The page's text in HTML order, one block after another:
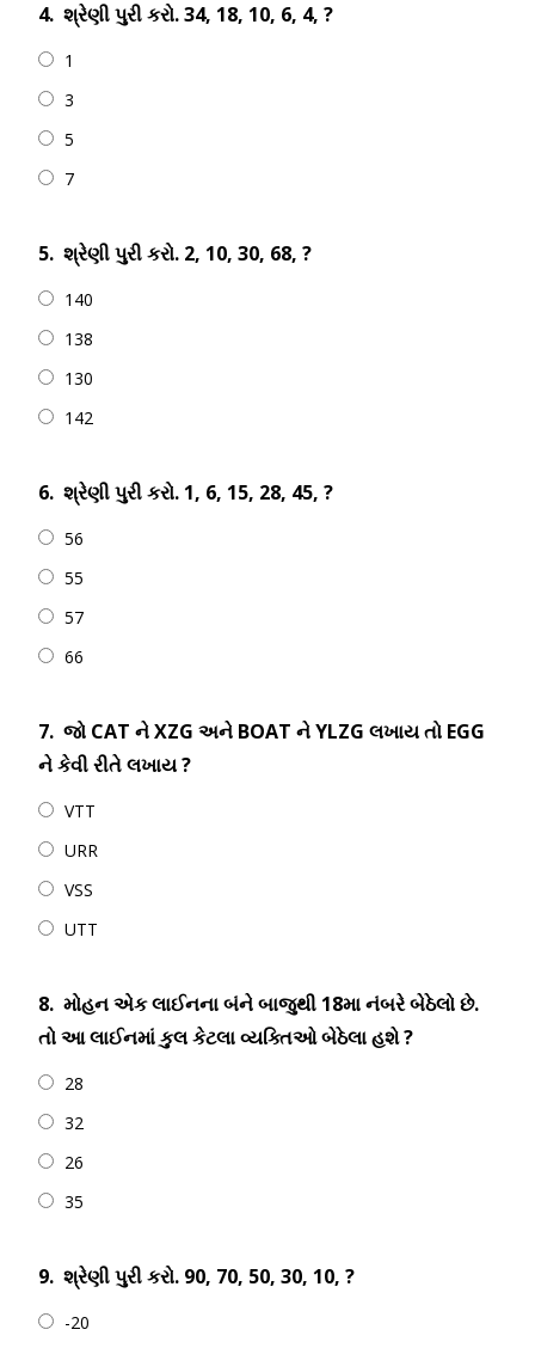
4. શ્રેણી પુરી કરો. 34, 18, 10, 6, 4, ?
1
3
5
7
5. શ્રેણી પુરી કરો. 2, 10, 30, 68, ?
140
138
130
142
6. શ્રેણી પુરી કરો. 1, 6, 15, 28, 45, ?
56
55
57
66
7. જો CAT ને XZG અને BOAT ને YLZG લખાય તો EGG
ને કેવી રીતે લખાય ?
VTT
URR
VSS
UTT
8. મોહન એક લાઈનના બંને બાજુથી 18મા નંબરે બેઠેલો છે.
તો આ લાઈનમાં કુલ કેટલા વ્યક્તિઓ બેઠેલા હશે ?
28
32
26
35
9. શ્રેણી પુરી કરો. 90, 70, 50, 30, 10, ?
-20